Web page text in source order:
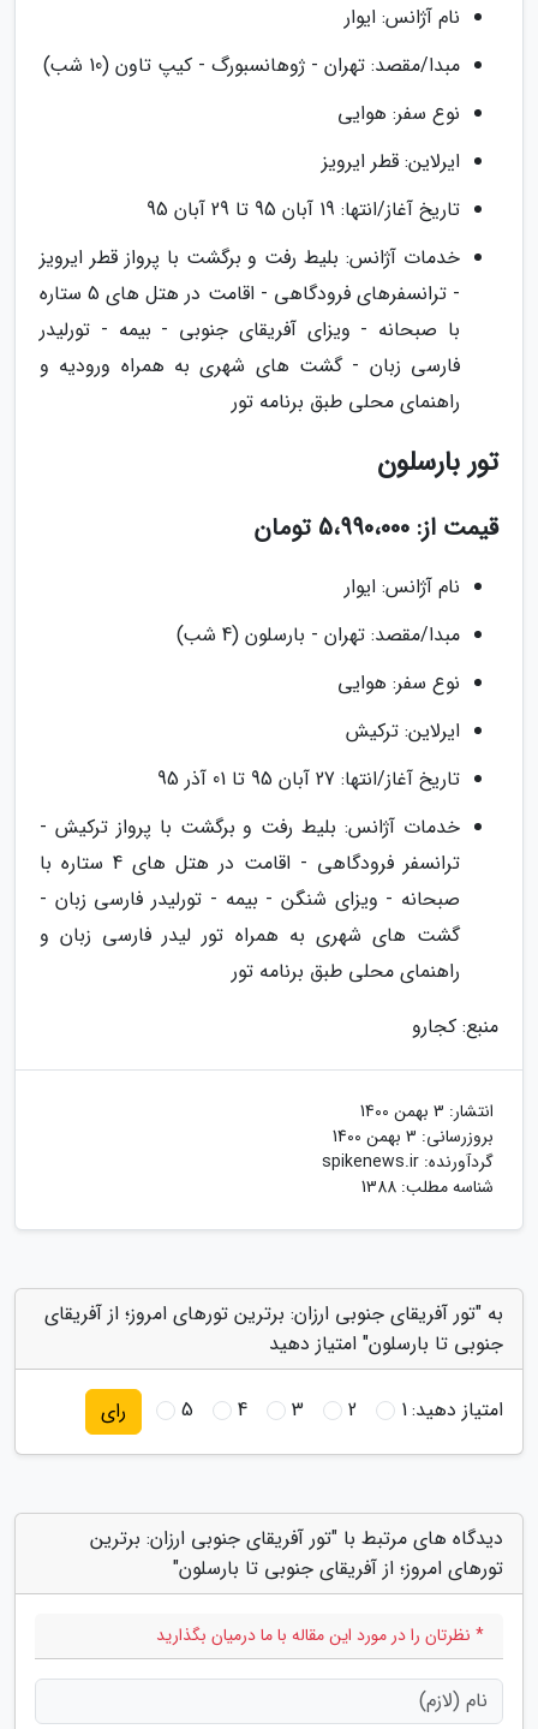
نام آژانس: ایوار
مبدا/مقصد: تهران - ژوهانسبورگ - کیپ تاون (10 شب)
نوع سفر: هوایی
ایرلاین: قطر ایرویز
تاریخ آغاز/انتها: 19 آبان 95 تا 29 آبان 95
خدمات آژانس: بلیط رفت و برگشت با پرواز قطر ایرویز
- ترانسفرهای فرودگاهی - اقامت در هتل های 5 ستاره
با صبحانه - ویزای آفریقای جنوبی - بیمه - تورلیدر
فارسی زبان - گشت های شهری به همراه ورودیه و
راهنمای محلی طبق برنامه تور
تور بارسلون
قیمت از: 5،990،000 تومان
نام آژانس: ایوار
مبدا/مقصد: تهران - بارسلون (4 شب)
نوع سفر: هوایی
ایرلاین: ترکیش
تاریخ آغاز/انتها: 27 آبان 95 تا 01 آذر 95
خدمات آژانس: بلیط رفت و برگشت با پرواز ترکیش -
ترانسفر فرودگاهی - اقامت در هتل های 4 ستاره با
صبحانه - ویزای شنگن - بیمه - تورلیدر فارسی زبان -
گشت های شهری به همراه تور لیدر فارسی زبان و
راهنمای محلی طبق برنامه تور
منبع: کجارو
انتشار: 3 بهمن 1400
بروزرسانی: 3 بهمن 1400
گردآورنده: spikenews.ir
شناسه مطلب: 1388
به "تور آفریقای جنوبی ارزان: برترین تورهای امروز؛ از آفریقای
جنوبی تا بارسلون" امتیاز دهید
امتیاز دهید:1
2
3
4
5 رای
دیدگاه های مرتبط با "تور آفریقای جنوبی ارزان: برترین
تورهای امروز؛ از آفریقای جنوبی تا بارسلون"
* نظرتان را در مورد این مقاله با ما درمیان بگذارید